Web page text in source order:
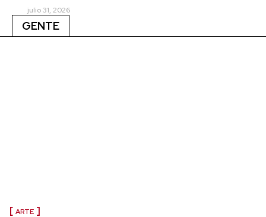
julio 31, 2026
GENTE
ARTE